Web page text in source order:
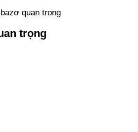
quan trọng
trọng